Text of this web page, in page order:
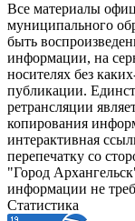
Все материалы
муниципального
быть
информации, на
носителях без
публикации.
ретрансляции
копирования
интерактивная
перепечатку со
"Город
информации не
Статистика